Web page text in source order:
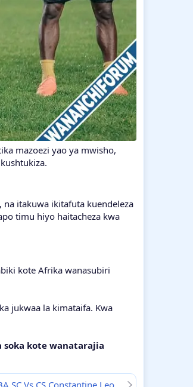
mazoezi yao ya mwisho,
itakuwa ikitafuta kuendeleza
timu hiyo haitacheza kwa
kote Afrika wanasubiri
jukwaa la kimataifa. Kwa
soka kote wanatarajia